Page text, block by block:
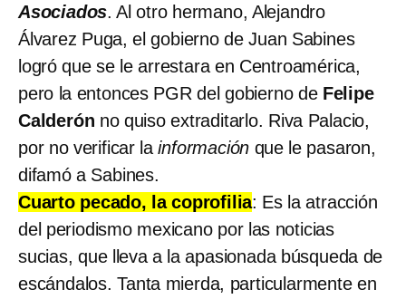
Asociados. Al otro hermano, Alejandro
Álvarez Puga, el gobierno de Juan Sabines
logró que se le arrestara en Centroamérica,
pero la entonces PGR del gobierno de Felipe
Calderón no quiso extraditarlo. Riva Palacio,
por no verificar lainformación que le pasaron,
difamó a Sabines.
Cuarto pecado, la coprofilia: Es la atracción
del periodismo mexicano por las noticias
sucias, que lleva a la apasionada búsqueda de
escándalos. Tanta mierda, particularmente en